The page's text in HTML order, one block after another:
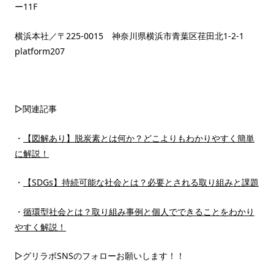
ー11F
横浜本社／〒225-0015 神奈川県横浜市青葉区荏田北1-2-1
platform207
▷関連記事
・
【図解あり】脱炭素とは何か？どこよりもわかりやすく簡単
に解説！
・ 【SDGs】持続可能な社会とは？必要とされる取り組みと課題
・ 循環型社会とは？取り組み事例と個人でできることをわかり
やすく解説！
▷グリラボSNSのフォローお願いします！！